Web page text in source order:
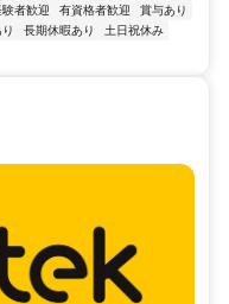
験者歓迎 有資格者歓迎
賞与あり
長期休暇あり
土日祝休み